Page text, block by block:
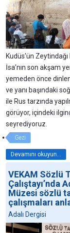
Kudüs’ün
İsa’nın son akşam
yemeden önce
ve yanı başındaki
ile Rus tarzında
görüyor, içindeki
seyrediyoruz.
Gezi
Devamını okuyun...
VEKAM Sözlü
Çalıştayı’nda
Müzesi sözlü
çalışmaları
Adalı Dergisi